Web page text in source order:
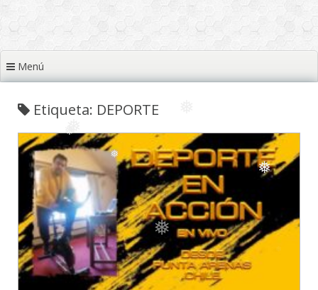
❅
❅
❅
❅ ❅
❅
❅ ❅
Menú
Etiqueta: DEPORTE